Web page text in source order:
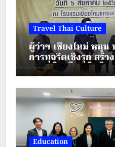
Travel Thai Culture
ผู้ว่าฯ เชียงใหม่ หนุ
การทุจริตเชิงรุก สร้
“เชียงใหม่โปร่งใส ไร้
Education